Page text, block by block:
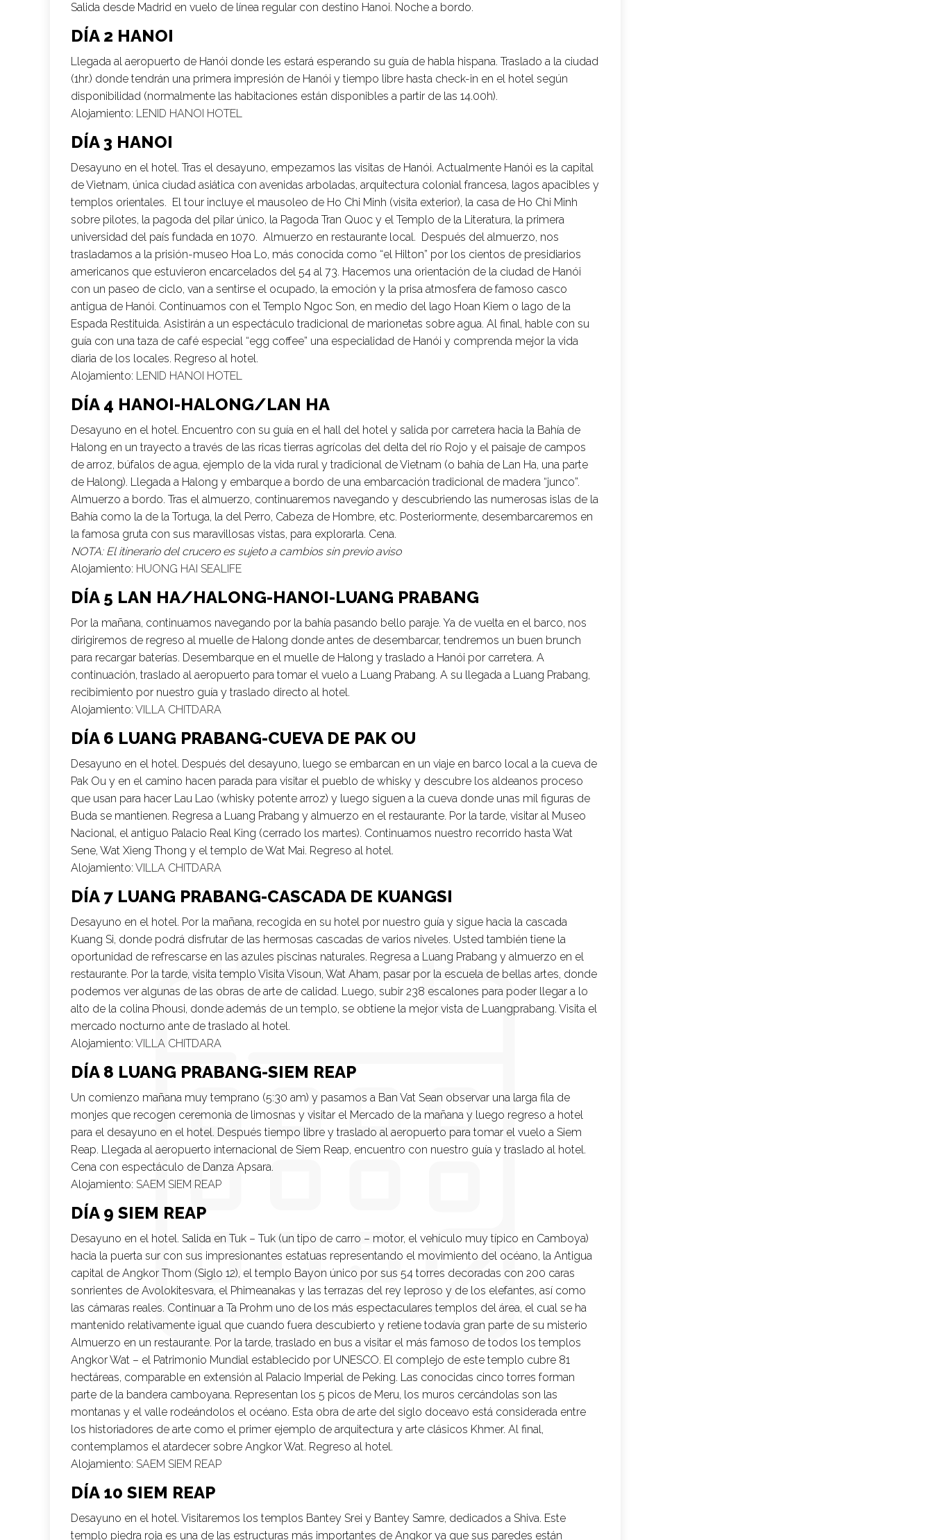
Salida desde Madrid en vuelo de línea regular con destino Hanoi. Noche a bordo.
DÍA 2 HANOI
Llegada al aeropuerto de Hanói donde les estará esperando su guía de habla hispana. Traslado a la ciudad
(1hr.) donde tendrán una primera impresión de Hanói y tiempo libre hasta check-in en el hotel según
disponibilidad (normalmente las habitaciones están disponibles a partir de las 14.00h).
Alojamiento: LENID HANOI HOTEL
DÍA 3 HANOI
Desayuno en el hotel. Tras el desayuno, empezamos las visitas de Hanói. Actualmente Hanói es la capital
de Vietnam, única ciudad asiática con avenidas arboladas, arquitectura colonial francesa, lagos apacibles y
templos orientales. El tour incluye el mausoleo de Ho Chi Minh (visita exterior), la casa de Ho Chi Minh
sobre pilotes, la pagoda del pilar único, la Pagoda Tran Quoc y el Templo de la Literatura, la primera
universidad del país fundada en 1070. Almuerzo en restaurante local. Después del almuerzo, nos
trasladamos a la prisión-museo Hoa Lo, más conocida como “el Hilton” por los cientos de presidiarios
americanos que estuvieron encarcelados del 54 al 73. Hacemos una orientación de la ciudad de Hanói
con un paseo de ciclo, van a sentirse el ocupado, la emoción y la prisa atmosfera de famoso casco
antigua de Hanói. Continuamos con el Templo Ngoc Son, en medio del lago Hoan Kiem o lago de la
Espada Restituida. Asistirán a un espectáculo tradicional de marionetas sobre agua. Al final, hable con su
guía con una taza de café especial “egg coffee” una especialidad de Hanói y comprenda mejor la vida
diaria de los locales. Regreso al hotel.
Alojamiento: LENID HANOI HOTEL
DÍA 4 HANOI-HALONG/LAN HA
Desayuno en el hotel. Encuentro con su guía en el hall del hotel y salida por carretera hacia la Bahía de
Halong en un trayecto a través de las ricas tierras agrícolas del delta del río Rojo y el paisaje de campos
de arroz, búfalos de agua, ejemplo de la vida rural y tradicional de Vietnam (o bahía de Lan Ha, una parte
de Halong). Llegada a Halong y embarque a bordo de una embarcación tradicional de madera “junco”.
Almuerzo a bordo. Tras el almuerzo, continuaremos navegando y descubriendo las numerosas islas de la
Bahía como la de la Tortuga, la del Perro, Cabeza de Hombre, etc. Posteriormente, desembarcaremos en
la famosa gruta con sus maravillosas vistas, para explorarla. Cena.
NOTA: El itinerario del crucero es sujeto a cambios sin previo aviso
Alojamiento: HUONG HAI SEALIFE
DÍA 5 LAN HA/HALONG-HANOI-LUANG PRABANG
Por la mañana, continuamos navegando por la bahía pasando bello paraje. Ya de vuelta en el barco, nos
dirigiremos de regreso al muelle de Halong donde antes de desembarcar, tendremos un buen brunch
para recargar baterías. Desembarque en el muelle de Halong y traslado a Hanói por carretera. A
continuación, traslado al aeropuerto para tomar el vuelo a Luang Prabang. A su llegada a Luang Prabang,
recibimiento por nuestro guía y traslado directo al hotel.
Alojamiento: VILLA CHITDARA
DÍA 6 LUANG PRABANG-CUEVA DE PAK OU
Desayuno en el hotel. Después del desayuno, luego se embarcan en un viaje en barco local a la cueva de
Pak Ou y en el camino hacen parada para visitar el pueblo de whisky y descubre los aldeanos proceso
que usan para hacer Lau Lao (whisky potente arroz) y luego siguen a la cueva donde unas mil figuras de
Buda se mantienen. Regresa a Luang Prabang y almuerzo en el restaurante. Por la tarde, visitar al Museo
Nacional, el antiguo Palacio Real King (cerrado los martes). Continuamos nuestro recorrido hasta Wat
Sene, Wat Xieng Thong y el templo de Wat Mai. Regreso al hotel.
Alojamiento: VILLA CHITDARA
DÍA 7 LUANG PRABANG-CASCADA DE KUANGSI
Desayuno en el hotel. Por la mañana, recogida en su hotel por nuestro guía y sigue hacia la cascada
Kuang Si, donde podrá disfrutar de las hermosas cascadas de varios niveles. Usted también tiene la
oportunidad de refrescarse en las azules piscinas naturales. Regresa a Luang Prabang y almuerzo en el
restaurante. Por la tarde, visita templo Visita Visoun, Wat Aham, pasar por la escuela de bellas artes, donde
podemos ver algunas de las obras de arte de calidad. Luego, subir 238 escalones para poder llegar a lo
alto de la colina Phousi, donde además de un templo, se obtiene la mejor vista de Luangprabang. Visita el
mercado nocturno ante de traslado al hotel.
Alojamiento: VILLA CHITDARA
DÍA 8 LUANG PRABANG-SIEM REAP
Un comienzo mañana muy temprano (5:30 am) y pasamos a Ban Vat Sean observar una larga fila de
monjes que recogen ceremonia de limosnas y visitar el Mercado de la mañana y luego regreso a hotel
para el desayuno en el hotel. Después tiempo libre y traslado al aeropuerto para tomar el vuelo a Siem
Reap. Llegada al aeropuerto internacional de Siem Reap, encuentro con nuestro guía y traslado al hotel.
Cena con espectáculo de Danza Apsara.
Alojamiento: SAEM SIEM REAP
DÍA 9 SIEM REAP
Desayuno en el hotel. Salida en Tuk – Tuk (un tipo de carro – motor, el vehículo muy típico en Camboya)
hacia la puerta sur con sus impresionantes estatuas representando el movimiento del océano, la Antigua
capital de Angkor Thom (Siglo 12), el templo Bayon único por sus 54 torres decoradas con 200 caras
sonrientes de Avolokitesvara, el Phimeanakas y las terrazas del rey leproso y de los elefantes, así como
las cámaras reales. Continuar a Ta Prohm uno de los más espectaculares templos del área, el cual se ha
mantenido relativamente igual que cuando fuera descubierto y retiene todavía gran parte de su misterio
Almuerzo en un restaurante. Por la tarde, traslado en bus a visitar el más famoso de todos los templos
Angkor Wat – el Patrimonio Mundial establecido por UNESCO. El complejo de este templo cubre 81
hectáreas, comparable en extensión al Palacio Imperial de Peking. Las conocidas cinco torres forman
parte de la bandera camboyana. Representan los 5 picos de Meru, los muros cercándolas son las
montanas y el valle rodeándolos el océano. Esta obra de arte del siglo doceavo está considerada entre
los historiadores de arte como el primer ejemplo de arquitectura y arte clásicos Khmer. Al final,
contemplamos el atardecer sobre Angkor Wat. Regreso al hotel.
Alojamiento: SAEM SIEM REAP
DÍA 10 SIEM REAP
Desayuno en el hotel. Visitaremos los templos Bantey Srei y Bantey Samre, dedicados a Shiva. Este
templo piedra roja es una de las estructuras más importantes de Angkor ya que sus paredes están